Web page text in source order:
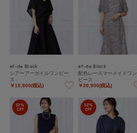
ef-de Black
シアーアーガイルワンピー
ス
￥19,800(税込)
ef-de Black
配色レースマーメイドワン
ピース
￥20,900(税込)
50%
OFF
50%
OFF